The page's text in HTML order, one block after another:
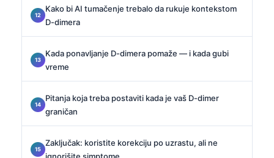
Kako bi AI tumačenje trebalo da rukuje kontekstom
D-dimera
Kada ponavljanje D-dimera pomaže — i kada gubi
vreme
Pitanja koja treba postaviti kada je vaš D-dimer
graničan
Zaključak: koristite korekciju po uzrastu, ali ne
ignorišite simptome